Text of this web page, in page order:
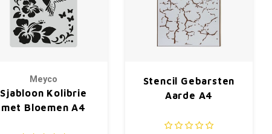
Meyco
Sjabloon Kolibrie
met Bloemen A4
Stencil Gebarsten
Aarde A4